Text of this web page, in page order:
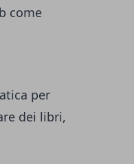
come
per
dei libri,